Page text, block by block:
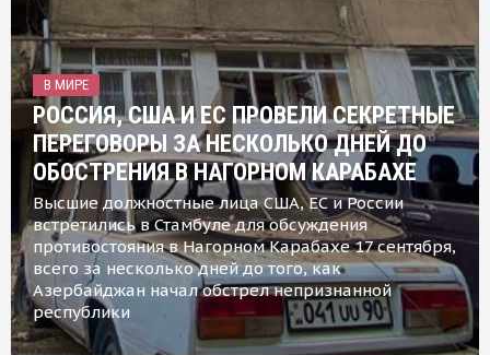
В МИРЕ
РОССИЯ, США И ЕС ПРОВЕЛИ СЕКРЕТНЫЕ
ПЕРЕГОВОРЫ ЗА НЕСКОЛЬКО ДНЕЙ ДО
ОБОСТРЕНИЯ В НАГОРНОМ КАРАБАХЕ
Высшие должностные лица США, ЕС и России
встретились в Стамбуле для обсуждения
противостояния в Нагорном Карабахе 17 сентября,
всего за несколько дней до того, как
Азербайджан начал обстрел непризнанной
республики